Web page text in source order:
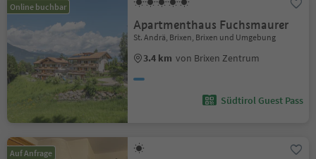
Online buchbar
Apartmenthaus Fuchsmaurer
St. Andrä, Brixen, Brixen und Umgebung
3.4 km von Brixen Zentrum
Südtirol Guest Pass
Auf Anfrage